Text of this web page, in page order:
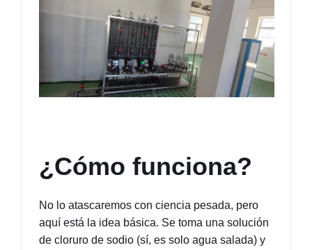
¿Cómo funciona?
No lo atascaremos con ciencia pesada, pero
aquí está la idea básica. Se toma una solución
de cloruro de sodio (sí, es solo agua salada) y